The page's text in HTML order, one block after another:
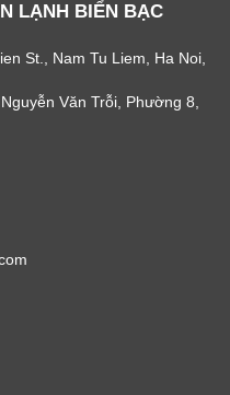
LẠNH BIỂN BẠC
St., Nam Tu Liem, Ha Noi,
Văn Trỗi, Phường 8,